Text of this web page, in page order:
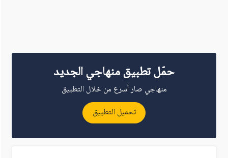
حمّل تطبيق منهاجي الجديد
منهاجي صار أسرع من خلال التطبيق
تحميل التطبيق